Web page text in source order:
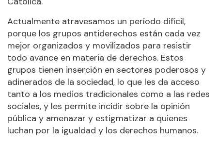
Actualmente atravesamos un período difícil,
porque los grupos antiderechos están cada vez
mejor organizados y movilizados para resistir
todo avance en materia de derechos. Estos
grupos tienen inserción en sectores poderosos y
adinerados de la sociedad, lo que les da acceso
tanto a los medios tradicionales como a las redes
sociales, y les permite incidir sobre la opinión
pública y amenazar y estigmatizar a quienes
luchan por la igualdad y los derechos humanos.